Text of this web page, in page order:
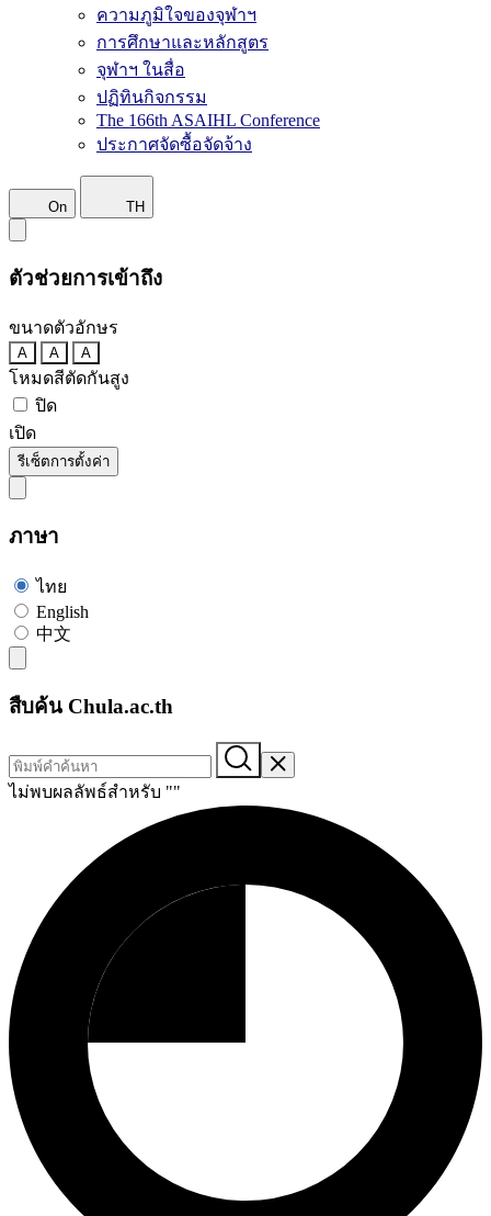
ความภูมิใจของจุฬาฯ
การศึกษาและหลักสูตร
จุฬาฯ ในสื่อ
ปฏิทินกิจกรรม
The 166th ASAIHL Conference
ประกาศจัดซื้อจัดจ้าง
On TH
ตัวช่วยการเข้าถึง
ขนาดตัวอักษร
A A A
โหมดสีตัดกันสูง
ปิด
เปิด
รีเซ็ตการตั้งค่า
ภาษา
ไทย
English
中文
สืบค้น Chula.ac.th
ไม่พบผลลัพธ์สำหรับ ""